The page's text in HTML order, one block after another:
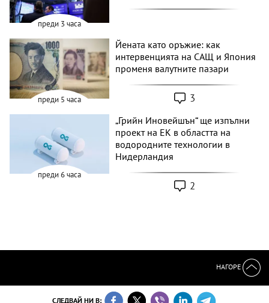
преди 3 часа
преди 5 часа
Йената като оръжие: как
интервенцията на САЩ и Япония
променя валутните пазари
3
преди 6 часа
„Грийн Иновейшън“ ще изпълни
проект на ЕК в областта на
водородните технологии в
Нидерландия
2
НАГОРЕ
СЛЕДВАЙ НИ В: